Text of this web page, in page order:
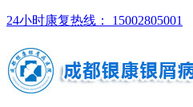
24小时康复热线： 15002805001